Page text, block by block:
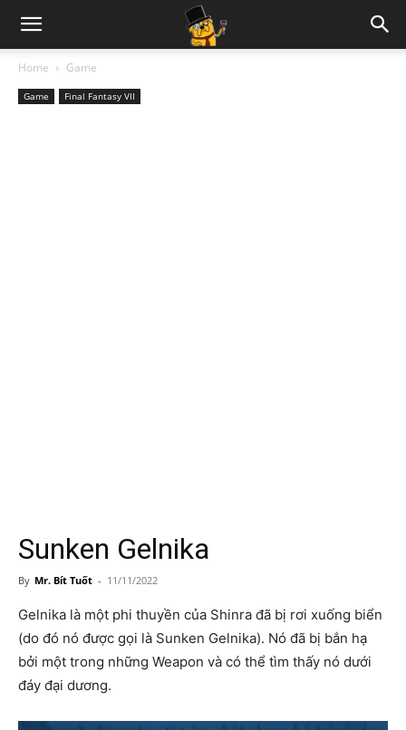
Home Game
Game Final Fantasy VII
Sunken Gelnika
By Mr. Bít Tuốt - 11/11/2022
Gelnika là một phi thuyền của Shinra đã bị rơi xuống biển
(do đó nó được gọi là Sunken Gelnika). Nó đã bị bắn hạ
bởi một trong những Weapon và có thể tìm thấy nó dưới
đáy đại dương.